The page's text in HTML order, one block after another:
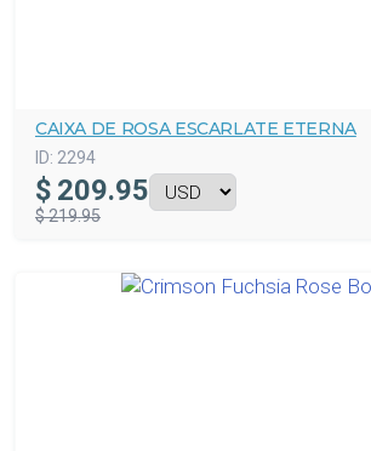
CAIXA DE ROSA ESCARLATE ETERNA
ID: 2294
$ 209.95
$ 219.95